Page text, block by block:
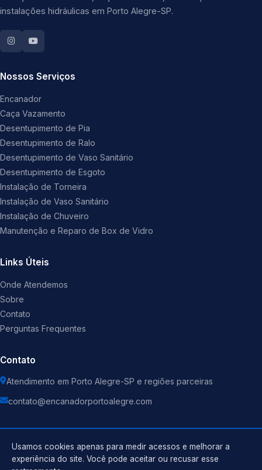
instalações hidráulicas em Porto Alegre-SP.
Nossos Serviços
Encanador
Caça Vazamento
Desentupimento de Pia
Desentupimento de Ralo
Desentupimento de Vaso Sanitário
Desentupimento de Esgoto
Instalação de Torneira
Instalação de Vaso Sanitário
Instalação de Chuveiro
Manutenção e Reparo de Box de Vidro
Links Úteis
Onde Atendemos
Sobre
Contato
Perguntas Frequentes
Contato
Atendimento em Porto Alegre-SP e regiões parceiras
contato@encanadorportoalegre.com
2026 Encanador . Todos os direitos reservados.
Usamos cookies apenas para medir acessos e melhorar a
experiência do site. Você pode aceitar ou recusar esse